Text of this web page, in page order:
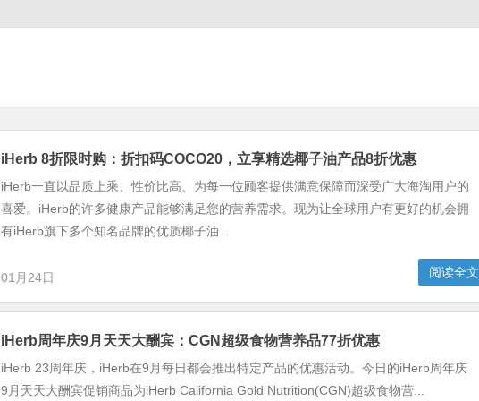
iHerb 8折限时购：折扣码COCO20，立享精选椰子油产品8折优惠
iHerb一直以品质上乘、性价比高、为每一位顾客提供满意保障而深受广大海淘用户的
喜爱。iHerb的许多健康产品能够满足您的营养需求。现为让全球用户有更好的机会拥
有iHerb旗下多个知名品牌的优质椰子油...
01月24日 阅读全文
iHerb周年庆9月天天大酬宾：CGN超级食物营养品77折优惠
iHerb 23周年庆，iHerb在9月每日都会推出特定产品的优惠活动。今日的iHerb周年庆
9月天天大酬宾促销商品为iHerb California Gold Nutrition(CGN)超级食物营...